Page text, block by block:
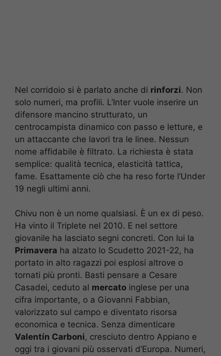
Nel corridoio si è parlato anche di rinforzi. Non
solo numeri, ma profili. L’Inter vuole inserire un
difensore mancino strutturato, un
centrocampista dinamico con passo e letture, e
un attaccante che lavori tra le linee. Nessun
nome affidabile è filtrato. La richiesta è stata
semplice: qualità tecnica, elasticità tattica,
fame. Esattamente ciò che ha reso forte l’Under
19 negli ultimi anni.
Chivu non è un nome qualsiasi. È un ex di peso.
Ha vinto il Triplete nel 2010. E nel settore
giovanile ha lasciato segni concreti. Con lui la
Primavera ha alzato lo Scudetto 2021-22, ha
portato in alto ragazzi poi esplosi altrove o
tornati più pronti. Basti pensare a Cesare
Casadei, ceduto al mercato inglese per una
cifra importante, o a Giovanni Fabbian,
valorizzato sul campo e diventato risorsa
economica e tecnica. Senza dimenticare
Valentín Carboni, cresciuto dentro Appiano e
oggi tra i giovani più osservati d’Europa. Numeri,